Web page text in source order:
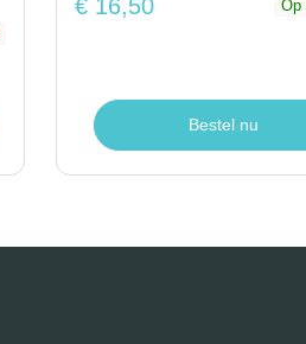
€ 16,50 Op
Bestel nu